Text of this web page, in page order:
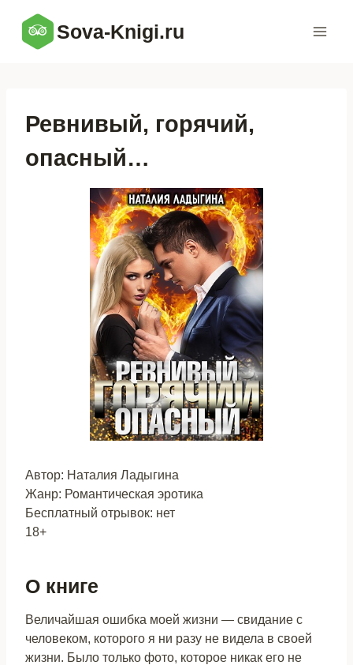
содержимому
Sova-Knigi.ru
Ревнивый, горячий,
опасный…
Автор: Наталия Ладыгина
Жанр: Романтическая эротика
Бесплатный отрывок: нет
18+
О книге
Величайшая ошибка моей жизни — свидание с
человеком, которого я ни разу не видела в своей
жизни. Было только фото, которое никак его не